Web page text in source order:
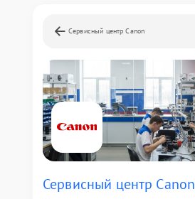
Сервисный центр Canon
Сервисный центр Canon